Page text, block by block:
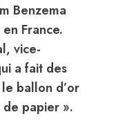
Benzema
France.
vice-
a fait des
ballon d’or
papier ».